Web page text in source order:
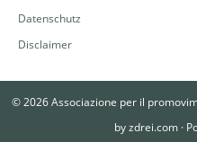
Datenschutz
Disclaimer
© 2026 Associazione per il
byzdrei.com·